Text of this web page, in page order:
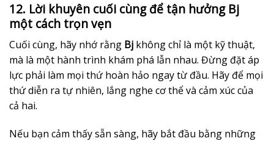
12. Lời khuyên cuối cùng để tận hưởng Bj
một cách trọn vẹn
Cuối cùng, hãy nhớ rằng Bj không chỉ là một kỹ thuật,
mà là một hành trình khám phá lẫn nhau. Đừng đặt áp
lực phải làm mọi thứ hoàn hảo ngay từ đầu. Hãy để mọi
thứ diễn ra tự nhiên, lắng nghe cơ thể và cảm xúc của
cả hai.
Nếu bạn cảm thấy sẵn sàng, hãy bắt đầu bằng những